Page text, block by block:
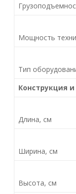
Мощность
Тип
Конструкция
Длина, см
Ширина, см
Высота, см